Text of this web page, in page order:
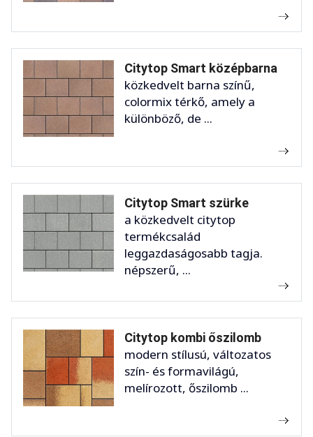
Citytop Smart középbarna
közkedvelt barna színű,
colormix térkő, amely a
különböző, de ...
Citytop Smart szürke
a közkedvelt citytop
termékcsalád
leggazdaságosabb tagja.
népszerű, ...
Citytop kombi őszilomb
modern stílusú, változatos
szín- és formavilágú,
melírozott, őszilomb ...